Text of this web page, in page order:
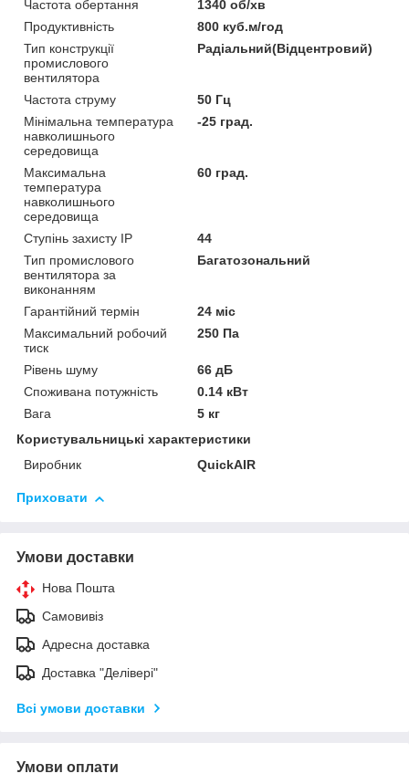
Частота обертання
1340 об/хв
Продуктивність
800 куб.м/год
Тип конструкції
промислового
вентилятора
Радіальний(Відцентровий)
Частота струму
50 Гц
Мінімальна температура
навколишнього
середовища
-25 град.
Максимальна
температура
навколишнього
середовища
60 град.
Ступінь захисту IP
44
Тип промислового
вентилятора за
виконанням
Багатозональний
Гарантійний термін
24 міс
Максимальний робочий
тиск
250 Па
Рівень шуму
66 дБ
Споживана потужність
0.14 кВт
Вага
5 кг
Користувальницькі характеристики
Виробник
QuickAIR
Приховати
Умови доставки
Нова Пошта
Самовивіз
Адресна доставка
Доставка "Делівері"
Всі умови доставки
Умови оплати